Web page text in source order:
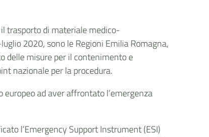
trasporto di materiale medico-
2020, sono le Regioni Emilia Romagna,
delle misure per il contenimento e
nazionale per la procedura.
ad aver affrontato l’emergenza
l’Emergency Support Instrument (ESI)